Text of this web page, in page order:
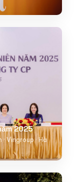
2025
Vingroup · Hà